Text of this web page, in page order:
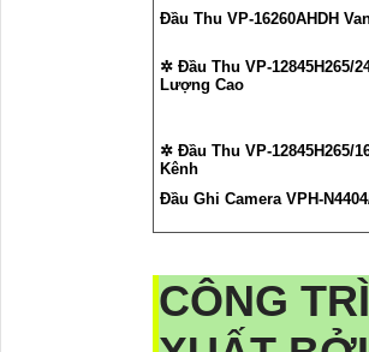
Đầu Thu VP-16260AHDH
✲ Đầu Thu VP-12845H265/
Lượng Cao
✲ Đầu Thu VP-12845H265/
Kênh
Đầu Ghi Camera VPH-
CÔNG